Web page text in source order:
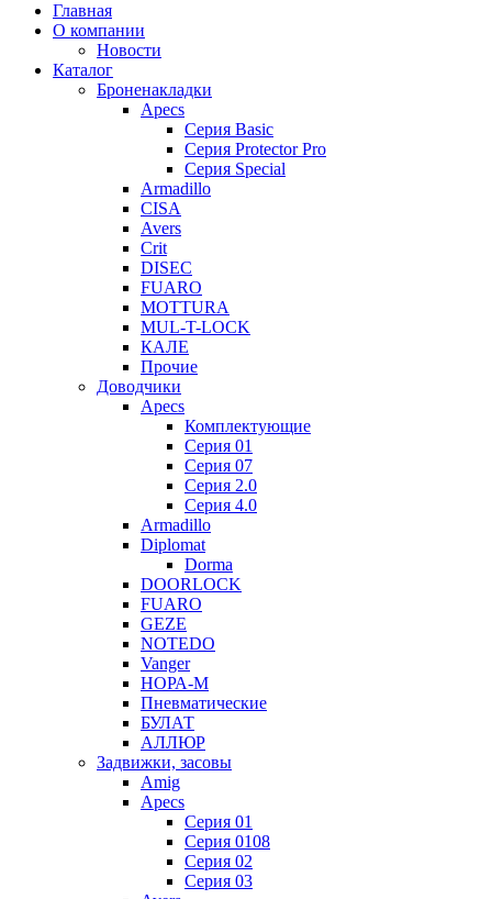
Главная
О компании
Новости
Каталог
Броненакладки
Apecs
Серия Basic
Серия Protector Pro
Серия Special
Armadillo
CISA
Avers
Crit
DISEC
FUARO
MOTTURA
MUL-T-LOCK
КАЛЕ
Прочие
Доводчики
Apecs
Комплектующие
Серия 01
Серия 07
Серия 2.0
Серия 4.0
Armadillo
Diplomat
Dorma
DOORLOCK
FUARO
GEZE
NOTEDO
Vanger
НОРА-М
Пневматические
БУЛАТ
АЛЛЮР
Задвижки, засовы
Amig
Apecs
Серия 01
Серия 0108
Серия 02
Серия 03